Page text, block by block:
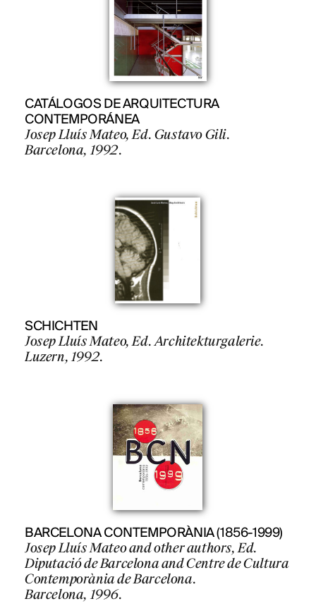
CATÁLOGOS DE ARQUITECTURA
CONTEMPORÁNEA
Josep Lluís Mateo, Ed. Gustavo Gili.
Barcelona, 1992.
SCHICHTEN
Josep Lluís Mateo, Ed. Architekturgalerie.
Luzern, 1992.
BARCELONA CONTEMPORÀNIA (1856-1999)
Josep Lluís Mateo and other authors, Ed.
Diputació de Barcelona and Centre de Cultura
Contemporània de Barcelona.
Barcelona, 1996.
PROJECTS
DESIGNS
JOURNAL
PRACTICE
ABOUT
CONTACT